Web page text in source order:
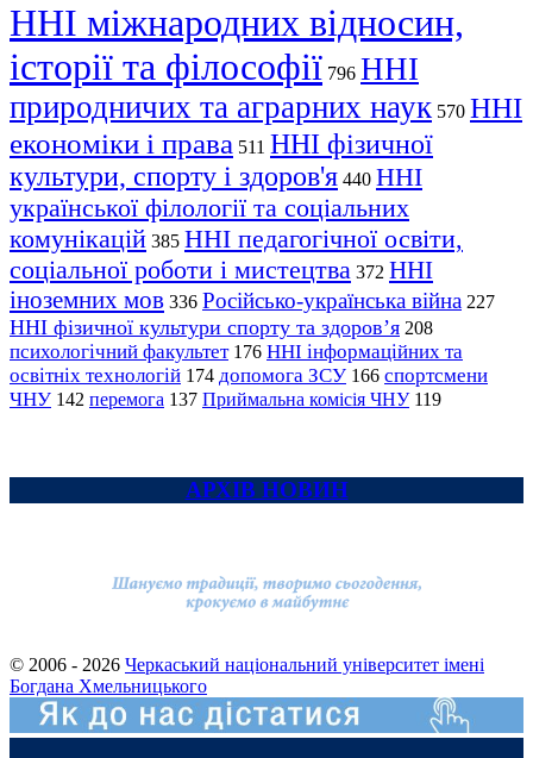
ННІ міжнародних відносин,
історії та філософії 796 ННІ
природничих та аграрних наук 570 ННІ
економіки і права 511 ННІ фізичної
культури, спорту і здоров'я 440 ННІ
української філології та соціальних
комунікацій 385 ННІ педагогічної освіти,
соціальної роботи і мистецтва 372 ННІ
іноземних мов 336 Російсько-українська війна 227
ННІ фізичної культури спорту та здоров’я 208
психологічний факультет 176 ННІ інформаційних та
освітніх технологій 174 допомога ЗСУ 166 спортсмени
ЧНУ 142 перемога 137 Приймальна комісія ЧНУ 119
АРХІВ НОВИН
© 2006 - 2026 Черкаський національний університет імені
Богдана Хмельницького